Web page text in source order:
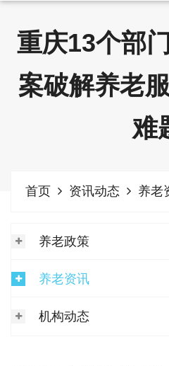
重庆13个部
案破解养老
难
首页 资讯动态 养老
养老政策
养老资讯
机构动态